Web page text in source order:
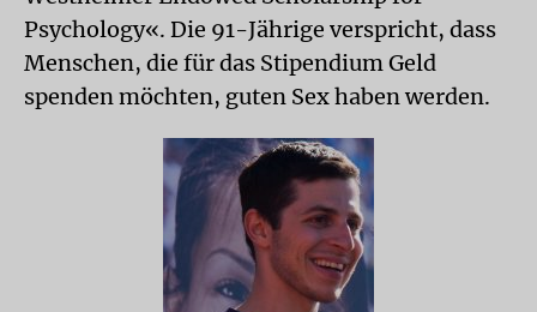
Psychology«. Die 91-Jährige verspricht, dass
Menschen, die für das Stipendium Geld
spenden möchten, guten Sex haben werden.